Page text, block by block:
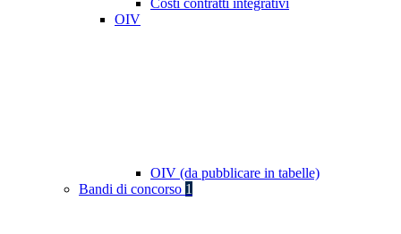
Costi contratti integrativi
OIV
OIV (da pubblicare in tabelle)
Bandi di concorso 1